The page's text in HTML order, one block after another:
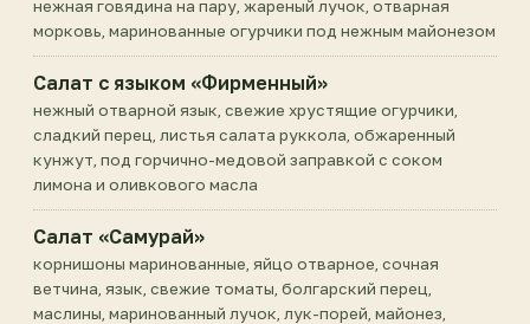
нежная говядина на пару, жареный лучок, отварная
морковь, маринованные огурчики под нежным майонезом
Салат с языком «Фирменный»
нежный отварной язык, свежие хрустящие огурчики,
сладкий перец, листья салата руккола, обжаренный
кунжут, под горчично-медовой заправкой с соком
лимона и оливкового масла
Салат «Самурай»
корнишоны маринованные, яйцо отварное, сочная
ветчина, язык, свежие томаты, болгарский перец,
маслины, маринованный лучок, лук-порей, майонез,